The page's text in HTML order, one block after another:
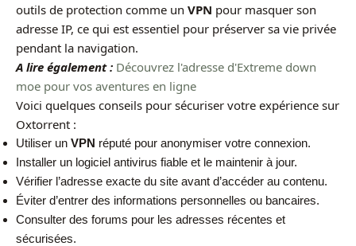
outils de protection comme un VPN pour masquer son
adresse IP, ce qui est essentiel pour préserver sa vie privée
pendant la navigation.
A lire également : Découvrez l'adresse d'Extreme down
moe pour vos aventures en ligne
Voici quelques conseils pour sécuriser votre expérience sur
Oxtorrent :
Utiliser un VPN réputé pour anonymiser votre connexion.
Installer un logiciel antivirus fiable et le maintenir à jour.
Vérifier l’adresse exacte du site avant d’accéder au contenu.
Éviter d’entrer des informations personnelles ou bancaires.
Consulter des forums pour les adresses récentes et
sécurisées.